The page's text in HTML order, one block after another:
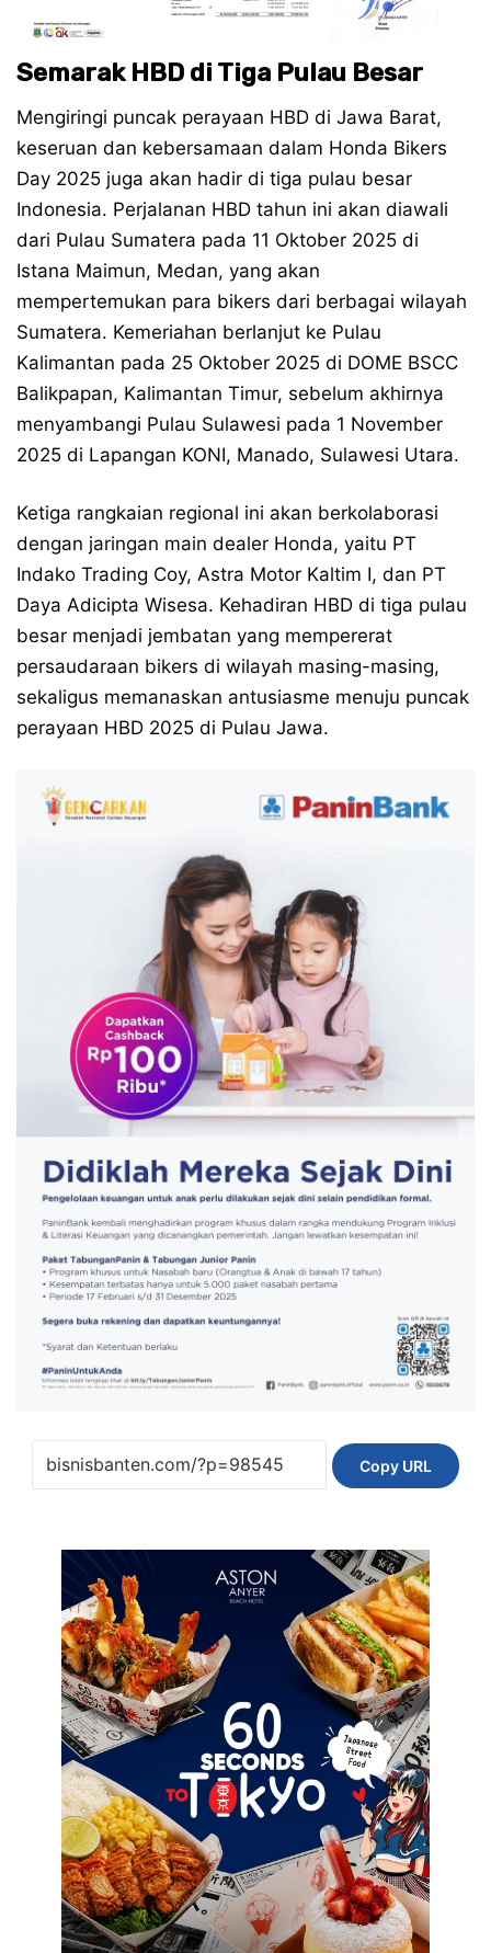
Semarak HBD di Tiga Pulau Besar
Mengiringi puncak perayaan HBD di Jawa Barat,
keseruan dan kebersamaan dalam Honda Bikers
Day 2025 juga akan hadir di tiga pulau besar
Indonesia. Perjalanan HBD tahun ini akan diawali
dari Pulau Sumatera pada 11 Oktober 2025 di
Istana Maimun, Medan, yang akan
mempertemukan para bikers dari berbagai wilayah
Sumatera. Kemeriahan berlanjut ke Pulau
Kalimantan pada 25 Oktober 2025 di DOME BSCC
Balikpapan, Kalimantan Timur, sebelum akhirnya
menyambangi Pulau Sulawesi pada 1 November
2025 di Lapangan KONI, Manado, Sulawesi Utara.
Ketiga rangkaian regional ini akan berkolaborasi
dengan jaringan main dealer Honda, yaitu PT
Indako Trading Coy, Astra Motor Kaltim I, dan PT
Daya Adicipta Wisesa. Kehadiran HBD di tiga pulau
besar menjadi jembatan yang mempererat
persaudaraan bikers di wilayah masing-masing,
sekaligus memanaskan antusiasme menuju puncak
perayaan HBD 2025 di Pulau Jawa.
Copy URL